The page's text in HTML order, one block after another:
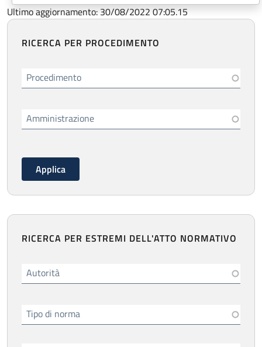
Ultimo aggiornamento: 30/08/2022 07:05.15
RICERCA PER PROCEDIMENTO
Procedimento
Amministrazione
RICERCA PER ESTREMI DELL'ATTO NORMATIVO
Autorità
Tipo di norma